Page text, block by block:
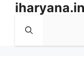
Skip
content
iharyana.in